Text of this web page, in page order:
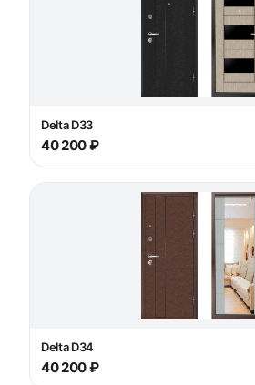
Delta D33
40 200 ₽
Delta D34
40 200 ₽